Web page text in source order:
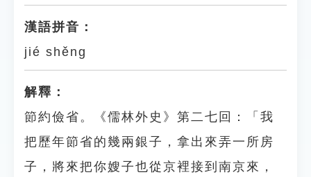
漢語拼音：
jié shěng
解釋：
節約儉省。《儒林外史》第二七回：「我
把歷年節省的幾兩銀子，拿出來弄一所房
子，將來把你嫂子也從京裡接到南京來，